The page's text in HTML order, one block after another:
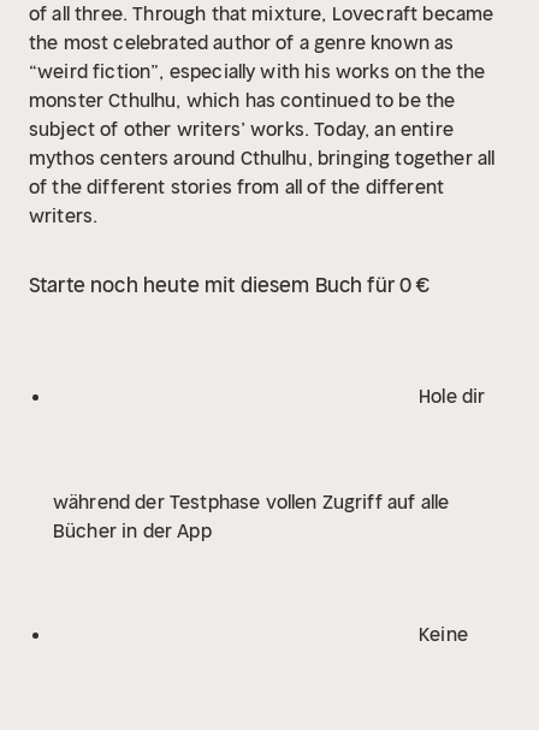
of all three. Through that mixture, Lovecraft became
the most celebrated author of a genre known as
“weird fiction”, especially with his works on the the
monster Cthulhu, which has continued to be the
subject of other writers’ works. Today, an entire
mythos centers around Cthulhu, bringing together all
of the different stories from all of the different
writers.
Starte noch heute mit diesem Buch für 0 €
Hole dir
während der Testphase vollen Zugriff auf alle
Bücher in der App
Keine